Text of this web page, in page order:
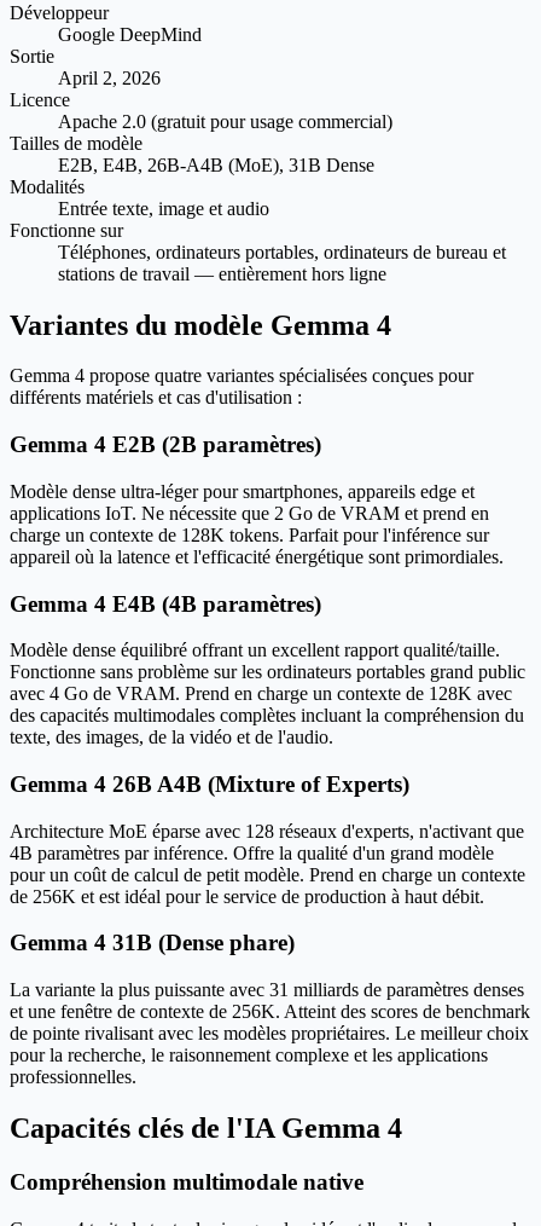
Développeur
Google DeepMind
Sortie
April 2, 2026
Licence
Apache 2.0 (gratuit pour usage commercial)
Tailles de modèle
E2B, E4B, 26B-A4B (MoE), 31B Dense
Modalités
Entrée texte, image et audio
Fonctionne sur
Téléphones, ordinateurs portables, ordinateurs de bureau et
stations de travail — entièrement hors ligne
Variantes du modèle Gemma 4
Gemma 4 propose quatre variantes spécialisées conçues pour
différents matériels et cas d'utilisation :
Gemma 4 E2B (2B paramètres)
Modèle dense ultra-léger pour smartphones, appareils edge et
applications IoT. Ne nécessite que 2 Go de VRAM et prend en
charge un contexte de 128K tokens. Parfait pour l'inférence sur
appareil où la latence et l'efficacité énergétique sont primordiales.
Gemma 4 E4B (4B paramètres)
Modèle dense équilibré offrant un excellent rapport qualité/taille.
Fonctionne sans problème sur les ordinateurs portables grand public
avec 4 Go de VRAM. Prend en charge un contexte de 128K avec
des capacités multimodales complètes incluant la compréhension du
texte, des images, de la vidéo et de l'audio.
Gemma 4 26B A4B (Mixture of Experts)
Architecture MoE éparse avec 128 réseaux d'experts, n'activant que
4B paramètres par inférence. Offre la qualité d'un grand modèle
pour un coût de calcul de petit modèle. Prend en charge un contexte
de 256K et est idéal pour le service de production à haut débit.
Gemma 4 31B (Dense phare)
La variante la plus puissante avec 31 milliards de paramètres denses
et une fenêtre de contexte de 256K. Atteint des scores de benchmark
de pointe rivalisant avec les modèles propriétaires. Le meilleur choix
pour la recherche, le raisonnement complexe et les applications
professionnelles.
Capacités clés de l'IA Gemma 4
Compréhension multimodale native